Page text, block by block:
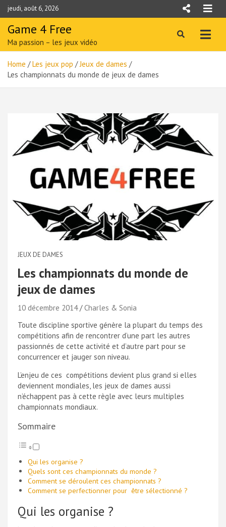
Skip
to
content
jeudi, août 6, 2026
Game 4 Free
Ma passion – les jeux vidéo
Home Les jeux pop
Jeux de dames
Les championnats du monde de jeux de dames
JEUX DE DAMES
Les championnats du monde de
jeux de dames
10 décembre 2014
Charles & Sonia
Toute discipline sportive génère la plupart du temps des
compétitions afin de rencontrer d’une part les autres
passionnés de cette activité et d’autre part pour se
concurrencer et jauger son niveau.
L’enjeu de ces compétitions devient plus grand si elles
deviennent mondiales, les jeux de dames aussi
n’échappent pas à cette règle avec leurs multiples
championnats mondiaux.
Sommaire
Qui les organise ?
Quels sont ces championnats du monde ?
Comment se déroulent ces championnats ?
Comment se perfectionner pour être sélectionné ?
Qui les organise ?